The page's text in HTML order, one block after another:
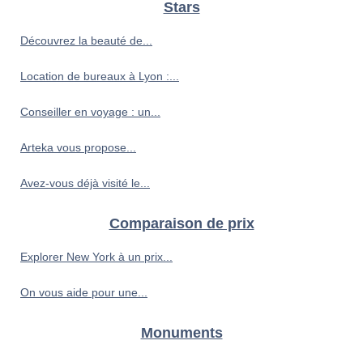
Stars
Découvrez la beauté de...
Location de bureaux à Lyon :...
Conseiller en voyage : un...
Arteka vous propose...
Avez-vous déjà visité le...
Comparaison de prix
Explorer New York à un prix...
On vous aide pour une...
Monuments